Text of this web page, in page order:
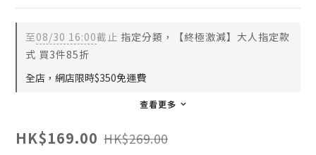
至08/30 16:00截止 指定分類，【終極激減】大人指定款
式 買3件85折
全店，網店限時$350免運費
查看更多
HK$169.00 HK$269.00